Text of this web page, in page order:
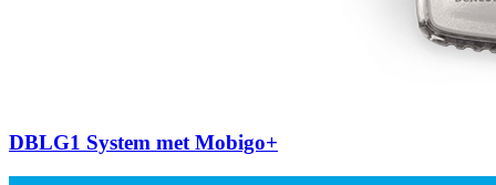
DBLG1 System met Mobigo+